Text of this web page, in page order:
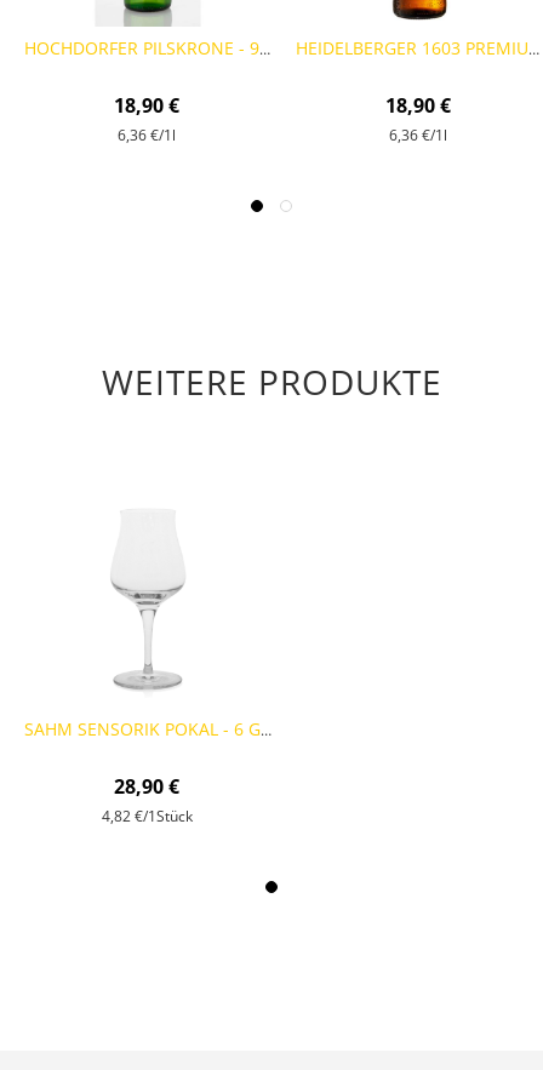
HOCHDORFER PILSKRONE - 9 FLASCHEN
18,90 €
6,36 €/1l
HEIDELBERGER 1603 PREMIUM PILSENER - 9 FLASCHEN 0,33L
18,90 €
6,36 €/1l
WEITERE PRODUKTE
SAHM SENSORIK POKAL - 6 GLÄSER
28,90 €
4,82 €/1Stück